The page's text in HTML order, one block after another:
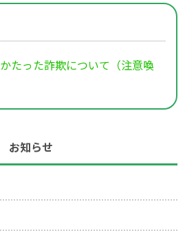
たった詐欺について（注意喚
お知らせ